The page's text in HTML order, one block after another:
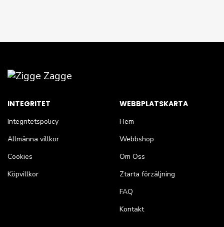
INTEGRITET
Integritetspolicy
Allmänna villkor
Cookies
Köpvillkor
WEBBPLATSKARTA
Hem
Webbshop
Om Oss
Ztarta förzäljning
FAQ
Kontakt